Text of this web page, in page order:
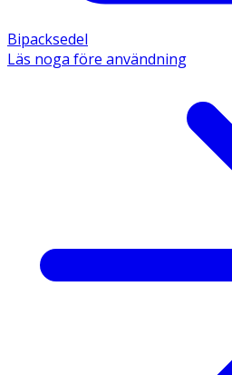
Bipacksedel
Läs noga före användning